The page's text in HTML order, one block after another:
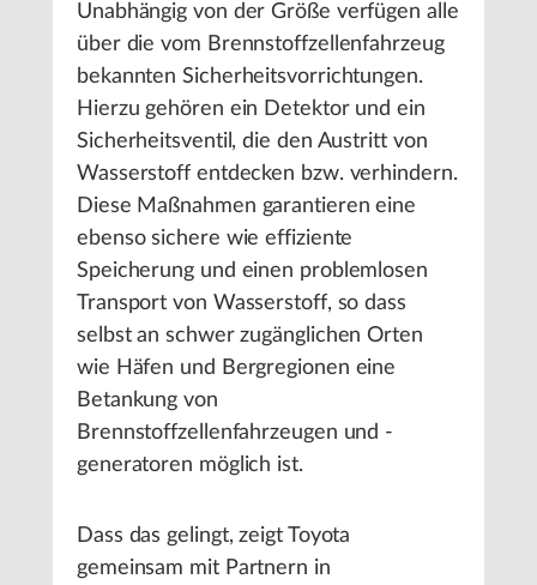
Unabhängig von der Größe verfügen alle
über die vom Brennstoffzellenfahrzeug
bekannten Sicherheitsvorrichtungen.
Hierzu gehören ein Detektor und ein
Sicherheitsventil, die den Austritt von
Wasserstoff entdecken bzw. verhindern.
Diese Maßnahmen garantieren eine
ebenso sichere wie effiziente
Speicherung und einen problemlosen
Transport von Wasserstoff, so dass
selbst an schwer zugänglichen Orten
wie Häfen und Bergregionen eine
Betankung von
Brennstoffzellenfahrzeugen und -
generatoren möglich ist.
Dass das gelingt, zeigt Toyota
gemeinsam mit Partnern in